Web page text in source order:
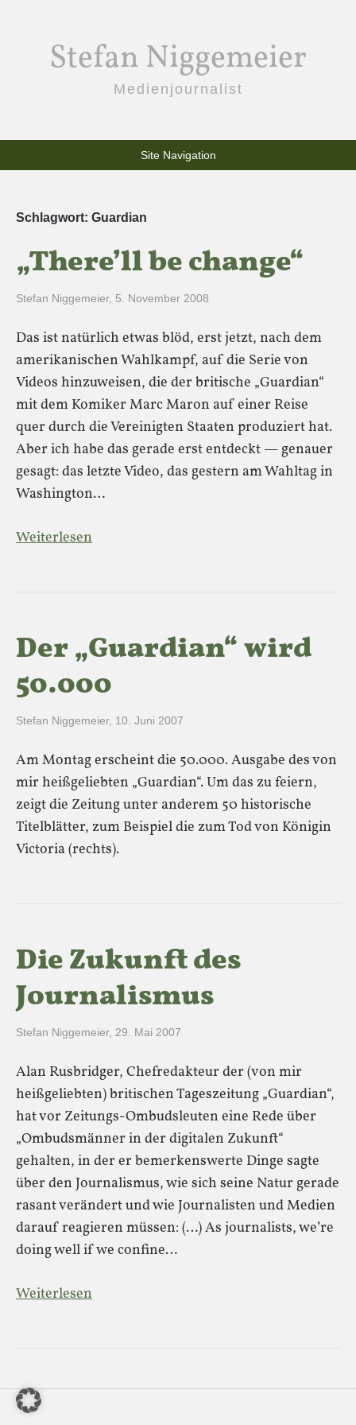
Stefan Niggemeier
Medienjournalist
Site Navigation
Schlagwort: Guardian
„There’ll be change“
Stefan Niggemeier, 5. November 2008
Das ist natürlich etwas blöd, erst jetzt, nach dem
amerikanischen Wahlkampf, auf die Serie von
Videos hinzuweisen, die der britische „Guardian“
mit dem Komiker Marc Maron auf einer Reise
quer durch die Vereinigten Staaten produziert hat.
Aber ich habe das gerade erst entdeckt — genauer
gesagt: das letzte Video, das gestern am Wahltag in
Washington…
Weiterlesen
Der „Guardian“ wird
50.000
Stefan Niggemeier, 10. Juni 2007
Am Montag erscheint die 50.000. Ausgabe des von
mir heißgeliebten „Guardian“. Um das zu feiern,
zeigt die Zeitung unter anderem 50 historische
Titelblätter, zum Beispiel die zum Tod von Königin
Victoria (rechts).
Die Zukunft des
Journalismus
Stefan Niggemeier, 29. Mai 2007
Alan Rusbridger, Chefredakteur der (von mir
heißgeliebten) britischen Tageszeitung „Guardian“,
hat vor Zeitungs-Ombudsleuten eine Rede über
„Ombudsmänner in der digitalen Zukunft“
gehalten, in der er bemerkenswerte Dinge sagte
über den Journalismus, wie sich seine Natur gerade
rasant verändert und wie Journalisten und Medien
darauf reagieren müssen: (…) As journalists, we’re
doing well if we confine…
Weiterlesen